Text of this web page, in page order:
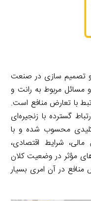
تصمیم سازی در صنعت
مسائل مربوط به رانت و
با تعارض منافع است.
گسترده با زنجیره‌ای
محسوب شده و با
شرایط اقتصادی،
مؤثر در وضعیت کلان
در آن امری بسیار